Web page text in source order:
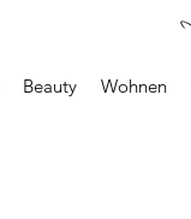
Beauty Wohnen